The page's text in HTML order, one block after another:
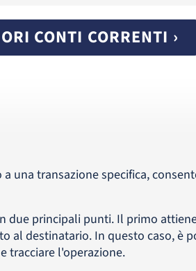
CONTI CORRENTI ›
a una transazione specifica,
due principali punti. Il primo
al destinatario. In questo caso, è
tracciare l'operazione.